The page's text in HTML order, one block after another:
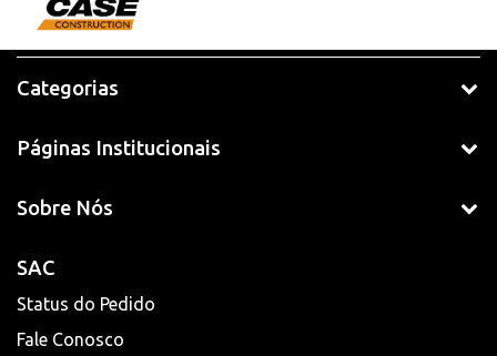
Categorias
Páginas Institucionais
Sobre Nós
SAC
Status do Pedido
Fale Conosco